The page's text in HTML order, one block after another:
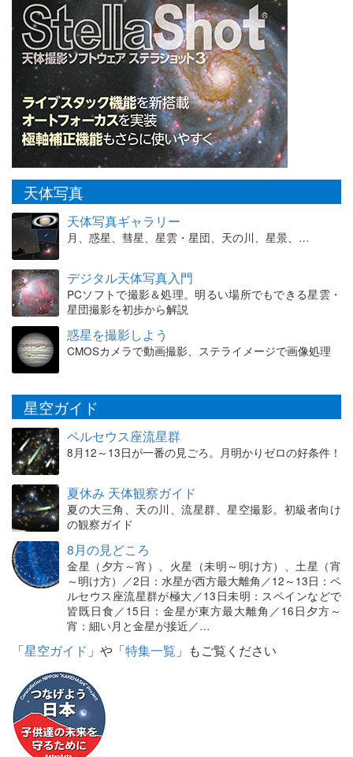
天体写真
天体写真ギャラリー
月、惑星、彗星、星雲・星団、天の川、星景、…
デジタル天体写真入門
PCソフトで撮影＆処理。明るい場所でもできる星雲・
星団撮影を初歩から解説
惑星を撮影しよう
CMOSカメラで動画撮影、ステライメージで画像処理
星空ガイド
ペルセウス座流星群
8月12～13日が一番の見ごろ。月明かりゼロの好条件！
夏休み 天体観察ガイド
夏の大三角、天の川、流星群、星空撮影。初級者向け
の観察ガイド
8月の見どころ
金星（夕方～宵）、火星（未明～明け方）、土星（宵
～明け方）／2日：水星が西方最大離角／12～13日：ペ
ルセウス座流星群が極大／13日未明：スペインなどで
皆既日食／15日：金星が東方最大離角／16日夕方～
宵：細い月と金星が接近／…
「星空ガイド 」や「特集一覧 」もご覧ください